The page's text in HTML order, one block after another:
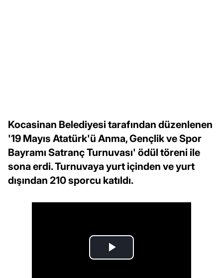
Kocasinan Belediyesi tarafından düzenlenen
'19 Mayıs Atatürk'ü Anma, Gençlik ve Spor
Bayramı Satranç Turnuvası' ödül töreni ile
sona erdi. Turnuvaya yurt içinden ve yurt
dışından 210 sporcu katıldı.